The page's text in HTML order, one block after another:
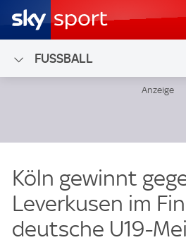
FUSSBALL
Köln gewinnt
Leverkusen im
deutsche U19-